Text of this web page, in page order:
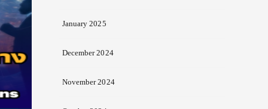
January 2025
December 2024
November 2024